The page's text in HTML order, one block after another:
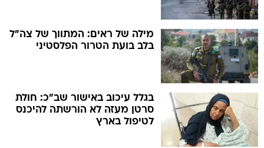
מילה של ראים: המתווך של צה"ל
בלב בועת הטרור הפלסטיני
בגלל עיכוב באישור שב"כ: חולת
סרטן מעזה לא הורשתה להיכנס
לטיפול בארץ